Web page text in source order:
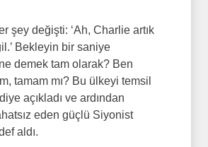
şey değişti: ‘Ah, Charlie artık
Bekleyin bir saniye
demek tam olarak? Ben
tamam mı? Bu ülkeyi temsil
açıkladı ve ardından
eden güçlü Siyonist
aldı.